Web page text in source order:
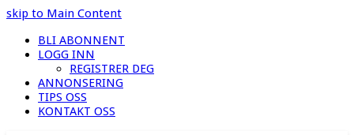
skip to Main Content
BLI ABONNENT
LOGG INN
REGISTRER DEG
ANNONSERING
TIPS OSS
KONTAKT OSS